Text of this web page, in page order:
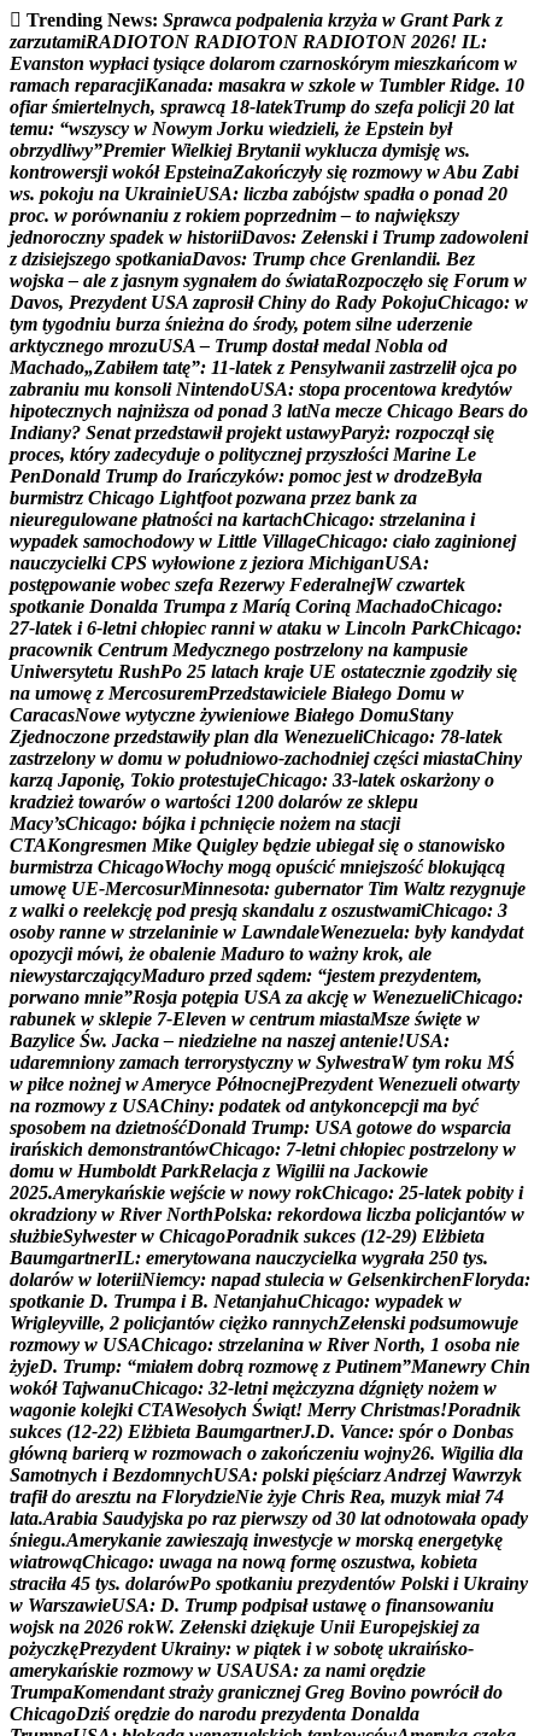
Trending News: Sprawca podpalenia krzyża w Grant Park z
zarzutamiRADIOTON RADIOTON RADIOTON 2026! IL:
Evanston wypłaci tysiące dolarom czarnoskórym mieszkańcom w
ramach reparacjiKanada: masakra w szkole w Tumbler Ridge. 10
ofiar śmiertelnych, sprawcą 18-latekTrump do szefa policji 20 lat
temu: “wszyscy w Nowym Jorku wiedzieli, że Epstein był
obrzydliwy”Premier Wielkiej Brytanii wyklucza dymisję ws.
kontrowersji wokół EpsteinaZakończyły się rozmowy wAbu Zabi
ws. pokoju na UkrainieUSA: liczba zabójstw spadła o ponad 20
proc. w porównaniu z rokiem poprzednim – to największy
jednoroczny spadek w historiiDavos: Zełenski i Trump zadowoleni
z dzisiejszego spotkaniaDavos: Trump chce Grenlandii. Bez
wojska – ale z jasnym sygnałem do świataRozpoczęło się Forum w
Davos, Prezydent USA zaprosił Chiny do Rady PokojuChicago: w
tym tygodniu burza śnieżna do środy, potem silne uderzenie
arktycznego mrozuUSA – Trump dostał medal Nobla od
Machado„Zabiłem tatę”: 11-latek z Pensylwanii zastrzelił ojca po
zabraniu mu konsoli NintendoUSA: stopa procentowa kredytów
hipotecznych najniższa od ponad 3 latNa mecze Chicago Bears do
Indiany? Senat przedstawił projekt ustawyParyż: rozpoczął się
proces, który zadecyduje o politycznej przyszłości Marine Le
PenDonald Trump do Irańczyków: pomoc jest w drodzeByła
burmistrz Chicago Lightfoot pozwana przez bank za
nieuregulowane płatności na kartachChicago: strzelanina i
wypadek samochodowy w Little VillageChicago: ciało zaginionej
nauczycielki CPS wyłowione z jeziora MichiganUSA:
postępowanie wobec szefa Rezerwy FederalnejW czwartek
spotkanie Donalda Trumpa z Maríą Coriną MachadoChicago:
27-latek i 6-letni chłopiec ranni w ataku w Lincoln ParkChicago:
pracownik Centrum Medycznego postrzelony na kampusie
Uniwersytetu RushPo 25 latach kraje UE ostatecznie zgodziły się
na umowę z MercosuremPrzedstawiciele Białego Domu w
CaracasNowe wytyczne żywieniowe Białego DomuStany
Zjednoczone przedstawiły plan dla WenezueliChicago: 78-latek
zastrzelony w domu w południowo-zachodniej części miastaChiny
karzą Japonię, Tokio protestujeChicago: 33-latek oskarżony o
kradzież towarów o wartości 1200 dolarów ze sklepu
Macy’sChicago: bójka i pchnięcie nożem na stacji
CTAKongresmen Mike Quigley będzie ubiegał się o stanowisko
burmistrza ChicagoWłochy mogą opuścić mniejszość blokującą
umowę UE-MercosurMinnesota: gubernator Tim Waltz rezygnuje
z walki o reelekcję pod presją skandalu z oszustwamiChicago: 3
osoby ranne w strzelaninie w LawndaleWenezuela: były kandydat
opozycji mówi, że obalenie Maduro to ważny krok, ale
niewystarczającyMaduro przed sądem: “jestem prezydentem,
porwano mnie”Rosja potępia USA za akcję w WenezueliChicago:
rabunek w sklepie 7-Eleven w centrum miastaMsze święte w
Bazylice Św. Jacka – niedzielne na naszej antenie!USA:
udaremniony zamach terrorystyczny w SylwestraW tym roku MŚ
w piłce nożnej wAmeryce PółnocnejPrezydent Wenezueli otwarty
na rozmowy z USAChiny: podatek od antykoncepcji ma być
sposobem na dzietnośćDonald Trump: USA gotowe do wsparcia
irańskich demonstrantówChicago: 7-letni chłopiec postrzelony w
domu w Humboldt ParkRelacja z Wigilii na Jackowie
2025.Amerykańskie wejście w nowy rokChicago: 25-latek pobity i
okradziony w River NorthPolska: rekordowa liczba policjantów w
służbieSylwester w ChicagoPoradnik sukces (12-29) Elżbieta
BaumgartnerIL: emerytowana nauczycielka wygrała 250 tys.
dolarów w loteriiNiemcy: napad stulecia w GelsenkirchenFloryda:
spotkanie D. Trumpa i B. NetanjahuChicago: wypadek w
Wrigleyville, 2 policjantów ciężko rannychZełenski podsumowuje
rozmowy w USAChicago: strzelanina w River North, 1 osoba nie
żyjeD. Trump: “miałem dobrą rozmowę z Putinem”Manewry Chin
wokół TajwanuChicago: 32-letni mężczyzna dźgnięty nożem w
wagonie kolejki CTAWesołych Świąt! Merry Christmas!Poradnik
sukces (12-22) Elżbieta BaumgartnerJ.D. Vance: spór o Donbas
główną barierą w rozmowach o zakończeniu wojny26. Wigilia dla
Samotnych i BezdomnychUSA: polski pięściarzAndrzej Wawrzyk
trafił do aresztu na FlorydzieNie żyje Chris Rea, muzyk miał 74
lata.Arabia Saudyjska po raz pierwszy od 30 lat odnotowała opady
śniegu.Amerykanie zawieszają inwestycje w morską energetykę
wiatrowąChicago: uwaga na nową formę oszustwa, kobieta
straciła 45 tys. dolarówPo spotkaniu prezydentów Polski i Ukrainy
w WarszawieUSA: D. Trump podpisał ustawę o finansowaniu
wojsk na 2026 rokW. Zełenski dziękuje Unii Europejskiej za
pożyczkęPrezydent Ukrainy: w piątek i w sobotę ukraińsko-
amerykańskie rozmowy w USAUSA: za nami orędzie
TrumpaKomendant straży granicznej Greg Bovino powrócił do
ChicagoDziś orędzie do narodu prezydenta Donalda